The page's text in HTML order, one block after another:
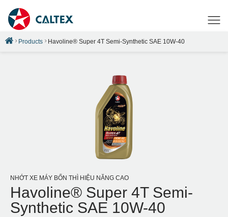
Products Havoline® Super 4T Semi-Synthetic SAE 10W-40
NHỚT XE MÁY BỐN THÌ HIỆU NĂNG CAO
Havoline® Super 4T Semi-
Synthetic SAE 10W-40